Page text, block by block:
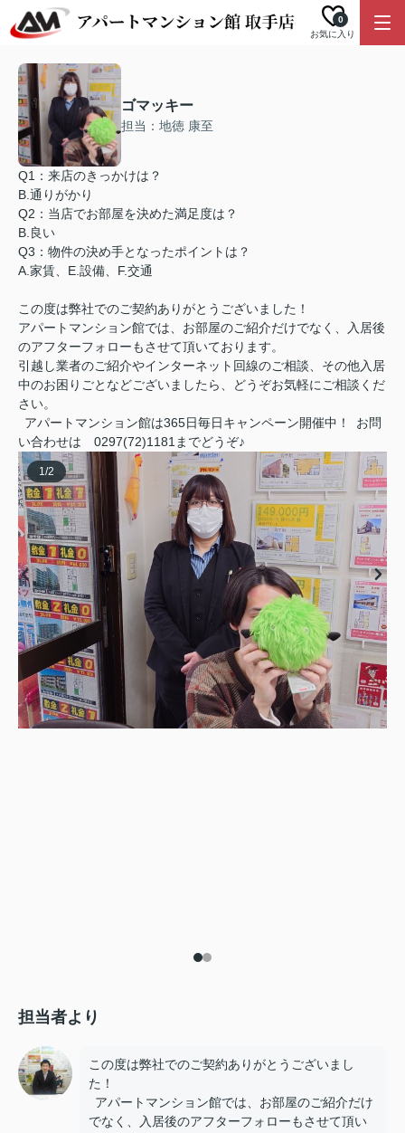
お気に入り
0
ゴマッキー
担当：地徳 康至
Q1：来店のきっかけは？
B.通りがかり
Q2：当店でお部屋を決めた満足度は？
B.良い
Q3：物件の決め手となったポイントは？
A.家賃、E.設備、F.交通
この度は弊社でのご契約ありがとうございました！
アパートマンション館では、お部屋のご紹介だけでなく、入居後
のアフターフォローもさせて頂いております。
引越し業者のご紹介やインターネット回線のご相談、その他入居
中のお困りごとなどございましたら、どうぞお気軽にご相談くだ
さい。
アパートマンション館は365日毎日キャンペーン開催中！ お問
い合わせは 0297(72)1181までどうぞ♪
1/2
担当者より
この度は弊社でのご契約ありがとうございまし
た！
アパートマンション館では、お部屋のご紹介だけ
でなく、入居後のアフターフォローもさせて頂い